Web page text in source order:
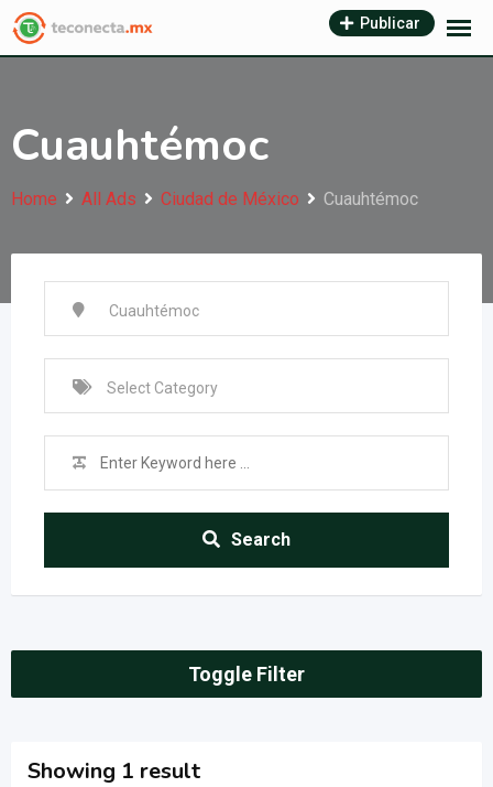
Skip
Publicar
Cuauhtémoc
Home All Ads Ciudad de México Cuauhtémoc
Search
Toggle Filter
Showing 1 result